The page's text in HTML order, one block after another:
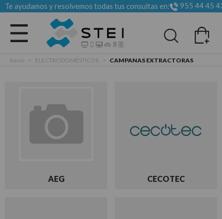
Te ayudamos y resolvemos todas tus consultas en: 955 44 45
Todas las categorias
Inicio > ELECTRODOMÉSTICOS > CAMPANAS EXTRACTORAS
AEG CECOTEC